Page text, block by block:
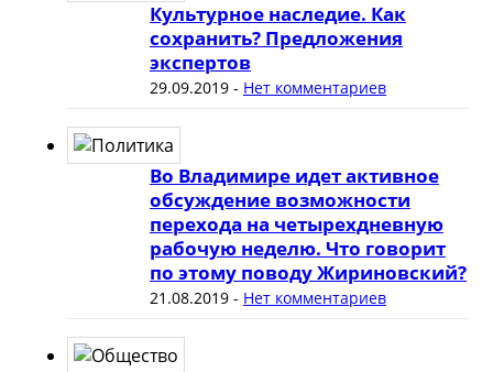
Культурное наследие. Как
сохранить? Предложения
экспертов
29.09.2019- Нет комментариев
Во Владимире идет активное
обсуждение возможности
перехода на четырехдневную
рабочую неделю. Что говорит
по этому поводу Жириновский?
21.08.2019- Нет комментариев